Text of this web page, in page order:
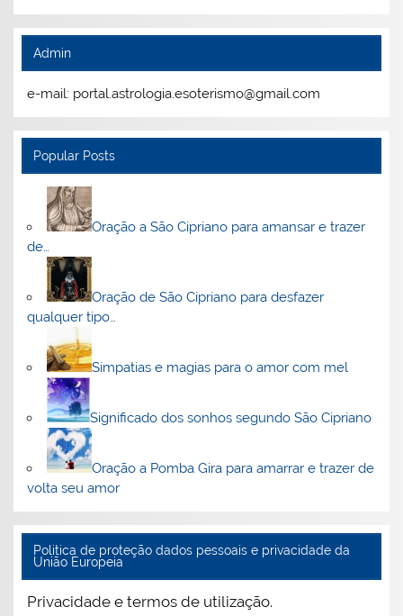
Admin
e-mail: portal.astrologia.esoterismo@gmail.com
Popular Posts
Oração a São Cipriano para amansar e trazer
de…
Oração de São Cipriano para desfazer
qualquer tipo…
Simpatias e magias para o amor com mel
Significado dos sonhos segundo São Cipriano
Oração a Pomba Gira para amarrar e trazer de
volta seu amor
Politica de proteção dados pessoais e privacidade da
União Europeia
Privacidade e termos de utilização.